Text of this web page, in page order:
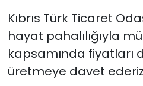
Kıbrıs Türk Ticaret
hayat pahalılığıyla
kapsamında fiyatları
üretmeye davet